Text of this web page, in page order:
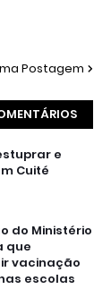
Postagem
e
Cuité
do Ministério
que
vacinação
escolas